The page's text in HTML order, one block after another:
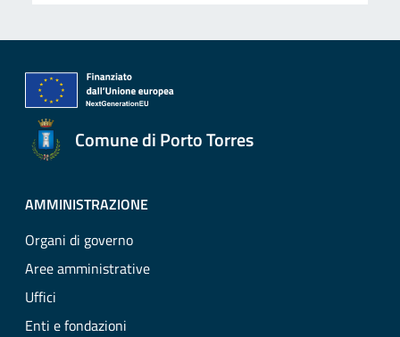
Comune di Porto Torres
AMMINISTRAZIONE
Organi di governo
Aree amministrative
Uffici
Enti e fondazioni